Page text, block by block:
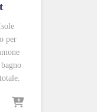
per